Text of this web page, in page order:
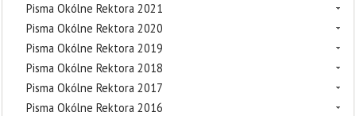
Pisma Okólne Rektora 2021
Pisma Okólne Rektora 2020
Pisma Okólne Rektora 2019
Pisma Okólne Rektora 2018
Pisma Okólne Rektora 2017
Pisma Okólne Rektora 2016